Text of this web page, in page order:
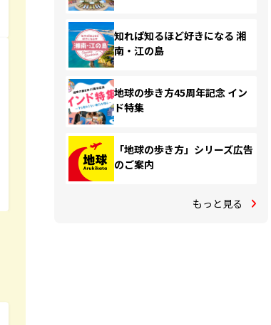
知れば知るほど好きになる 湘
南・江の島
地球の歩き方45周年記念 イン
ド特集
「地球の歩き方」シリーズ広告
のご案内
もっと見る